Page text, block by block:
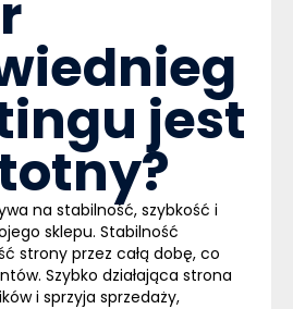
jest
na stabilność, szybkość i
sklepu. Stabilność
strony przez całą dobę, co
Szybko działająca strona
i sprzyja sprzedaży,